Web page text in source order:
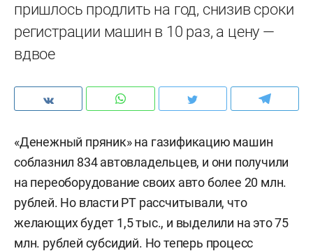
пришлось продлить на год, снизив сроки
регистрации машин в 10 раз, а цену —
вдвое
«Денежный пряник» на газификацию машин
соблазнил 834 автовладельцев, и они получили
на переоборудование своих авто более 20 млн.
рублей. Но власти РТ рассчитывали, что
желающих будет 1,5 тыс., и выделили на это 75
млн. рублей субсидий. Но теперь процесс